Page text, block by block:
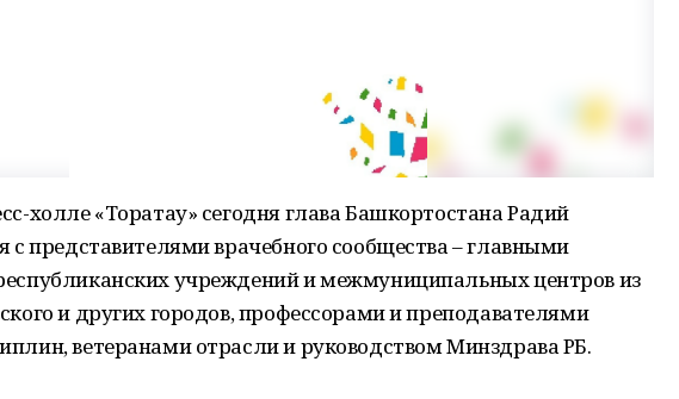
холле «Торатау» сегодня глава Башкортостана Радий
с представителями врачебного сообщества – главными
учреждений и межмуниципальных центров из
и других городов, профессорами и преподавателями
ветеранами отрасли и руководством Минздрава РБ.